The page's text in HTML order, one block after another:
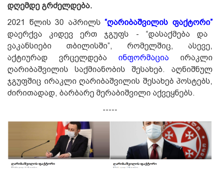
დღემდე გრძელდება.
2021 წლის 30 აპრილს“ღარიბაშვილის ფაქტორი”
დაერქვა კიდევ ერთ ჯგუფს - “დასაქმება და
ვაკანსიები თბილისში”, რომელშიც, ასევე,
აქტიურად ვრცელდება ინფორმაცია ირაკლი
ღარიბაშვილის საქმიანობის შესახებ. აღნიშნულ
ჯგუფშიც ირაკლი ღარიბაშვილის შესახებ პოსტებს,
ძირითადად, ბარბარე მერაბიშვილი აქვეყნებს.
-----